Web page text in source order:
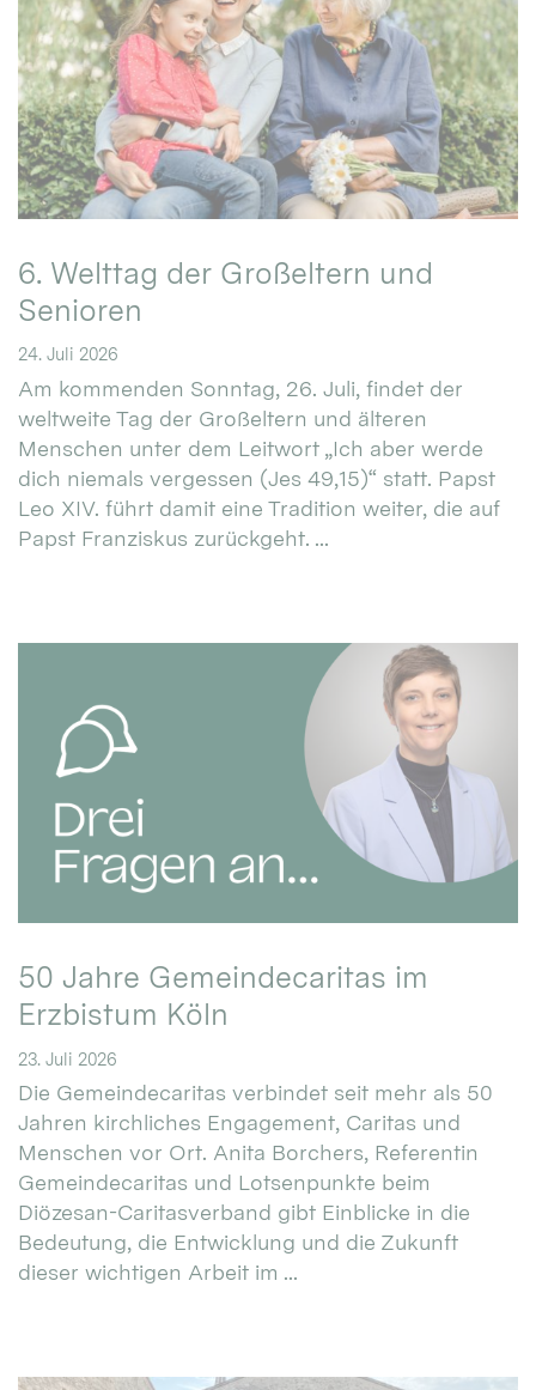
6. Welttag der Großeltern und
Senioren
24. Juli 2026
Am kommenden Sonntag, 26. Juli, findet der
weltweite Tag der Großeltern und älteren
Menschen unter dem Leitwort „Ich aber werde
dich niemals vergessen (Jes 49,15)“ statt. Papst
Leo XIV. führt damit eine Tradition weiter, die auf
Papst Franziskus zurückgeht. ...
50 Jahre Gemeindecaritas im
Erzbistum Köln
23. Juli 2026
Die Gemeindecaritas verbindet seit mehr als 50
Jahren kirchliches Engagement, Caritas und
Menschen vor Ort. Anita Borchers, Referentin
Gemeindecaritas und Lotsenpunkte beim
Diözesan-Caritasverband gibt Einblicke in die
Bedeutung, die Entwicklung und die Zukunft
dieser wichtigen Arbeit im ...